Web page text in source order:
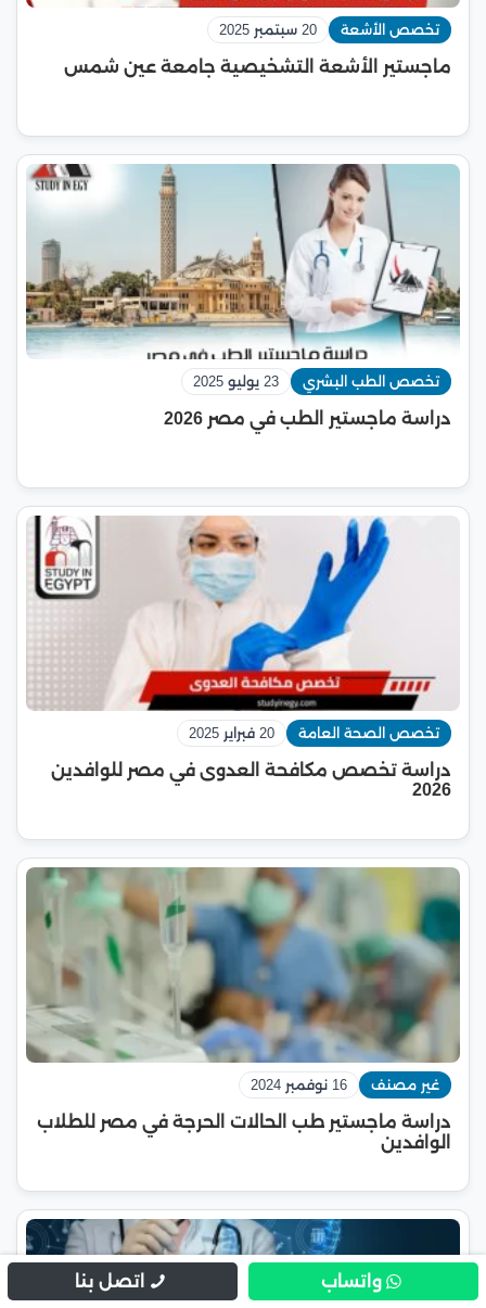
تخصص الأشعة 20 سبتمبر 2025
ماجستير الأشعة التشخيصية جامعة عين شمس
تخصص الطب البشري 23 يوليو 2025
دراسة ماجستير الطب في مصر 2026
تخصص الصحة العامة 20 فبراير 2025
دراسة تخصص مكافحة العدوى في مصر للوافدين
2026
غير مصنف 16 نوفمبر 2024
دراسة ماجستير طب الحالات الحرجة في مصر للطلاب
الوافدين
واتساب اتصل بنا